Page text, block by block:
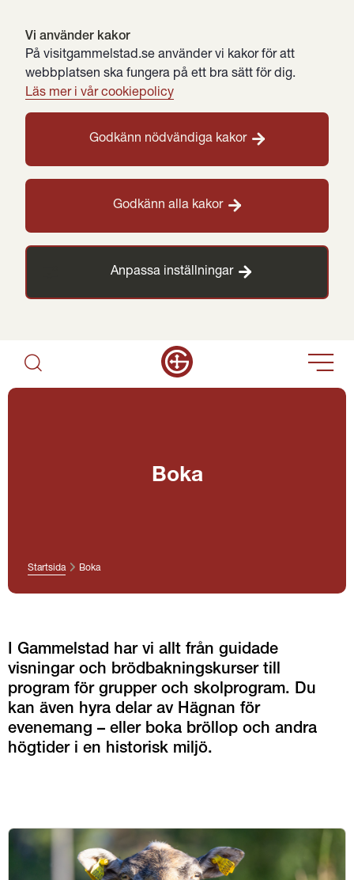
Vi använder kakor
På visitgammelstad.se använder vi kakor för att
webbplatsen ska fungera på ett bra sätt för dig.
Läs mer i vår cookiepolicy
Godkänn nödvändiga kakor
Godkänn alla kakor
Anpassa inställningar
Boka
Startsida Boka
I Gammelstad har vi allt från guidade
visningar och brödbakningskurser till
program för grupper och skolprogram. Du
kan även hyra delar av Hägnan för
evenemang – eller boka bröllop och andra
högtider i en historisk miljö.